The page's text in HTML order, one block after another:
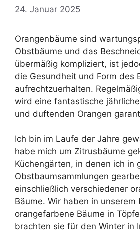
24. Januar 2025
Orangenbäume sind
Obstbäume und das
übermäßig kompliziert, ist
die Gesundheit und Form des
aufrechtzuerhalten.
wird eine fantastische
und duftenden Orangen
Ich bin im Laufe der Jahre
habe mich um Zitrusbäume
Küchengärten, in denen ich in
Obstbaumsammlungen
einschließlich verschiedener
Bäume. Wir haben in unserem
orangefarbene Bäume in
brachten sie für den Winter in